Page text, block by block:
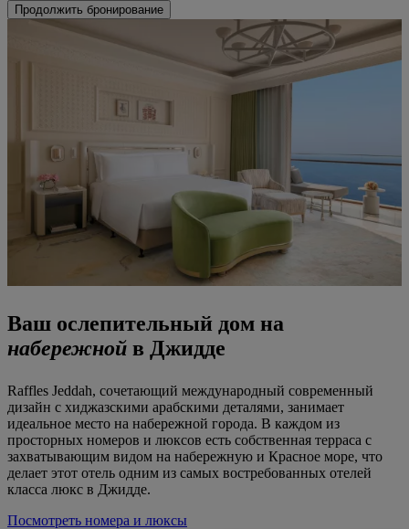
Продолжить бронирование
Ваш ослепительный дом на
набережной в Джидде
Raffles Jeddah, сочетающий международный современный
дизайн с хиджазскими арабскими деталями, занимает
идеальное место на набережной города. В каждом из
просторных номеров и люксов есть собственная терраса с
захватывающим видом на набережную и Красное море, что
делает этот отель одним из самых востребованных отелей
класса люкс в Джидде.
Посмотреть номера и люксы